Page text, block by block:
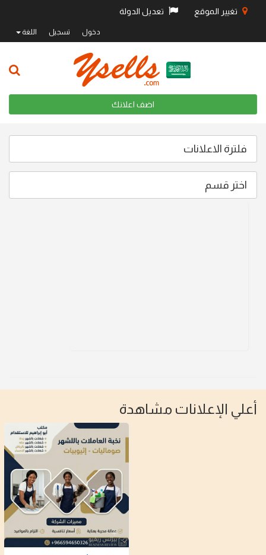
تغيير الموقع تعديل الدولة
دخول تسجيل اللغة
اضف اعلانك
فلترة الاعلانات
اختر قسم
أعلي الإعلانات مشاهدة